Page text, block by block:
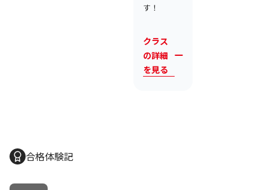
す！
クラス
の詳細
を見る
合格体験記